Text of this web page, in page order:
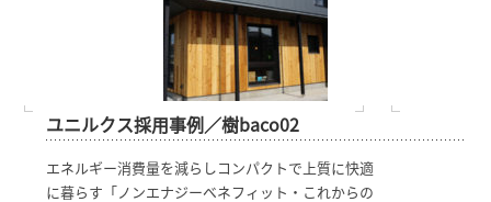
ユニルクス採用事例／樹baco02
エネルギー消費量を減らしコンパクトで上質に快適
に暮らす「ノンエナジーベネフィット・これからの